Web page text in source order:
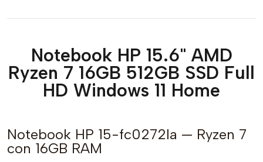
Notebook HP 15.6" AMD
Ryzen 7 16GB 512GB SSD Full
HD Windows 11 Home
Notebook HP 15-fc0272la — Ryzen 7
con 16GB RAM